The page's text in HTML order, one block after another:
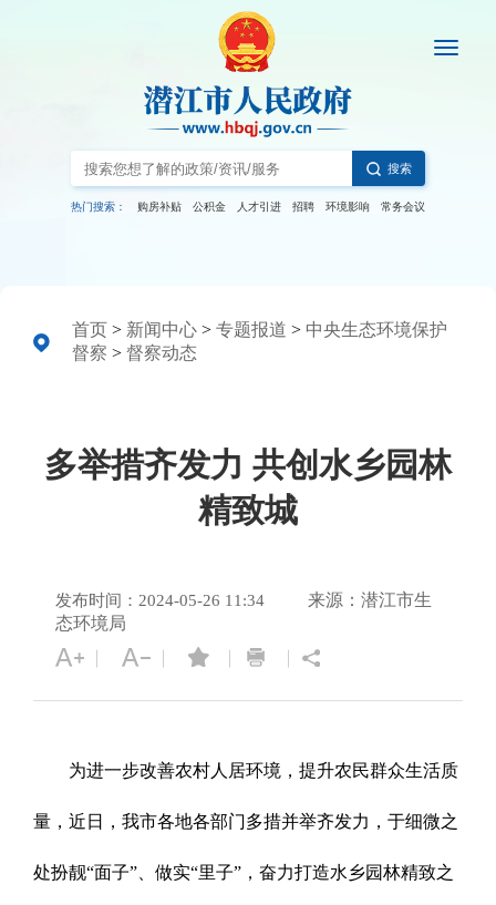
搜索
热门搜索： 购房补贴 公积金 人才引进 招聘 环境影响 常务会议
首页 > 新闻中心 > 专题报道 > 中央生态环境保护
督察 > 督察动态
多举措齐发力 共创水乡园林
精致城
发布时间：2024-05-26 11:34
来源：潜江市生
态环境局
为进一步改善农村人居环境，提升农民群众生活质
量，近日，我市各地各部门多措并举齐发力，于细微之
处扮靓“面子”、做实“里子”，奋力打造水乡园林精致之